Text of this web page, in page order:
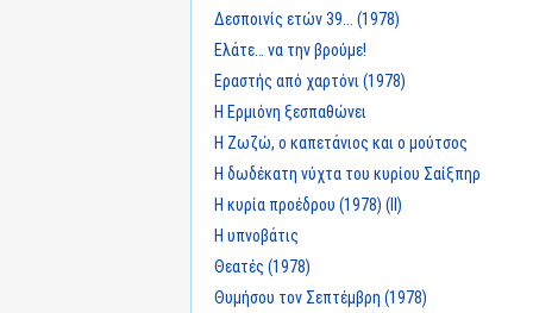
Δεσποινίς ετών 39... (1978)
Ελάτε… να την βρούμε!
Εραστής από χαρτόνι (1978)
Η Ερμιόνη ξεσπαθώνει
Η Ζωζώ, ο καπετάνιος και ο μούτσος
Η δωδέκατη νύχτα του κυρίου Σαίξπηρ
Η κυρία προέδρου (1978) (II)
Η υπνοβάτις
Θεατές (1978)
Θυμήσου τον Σεπτέμβρη (1978)